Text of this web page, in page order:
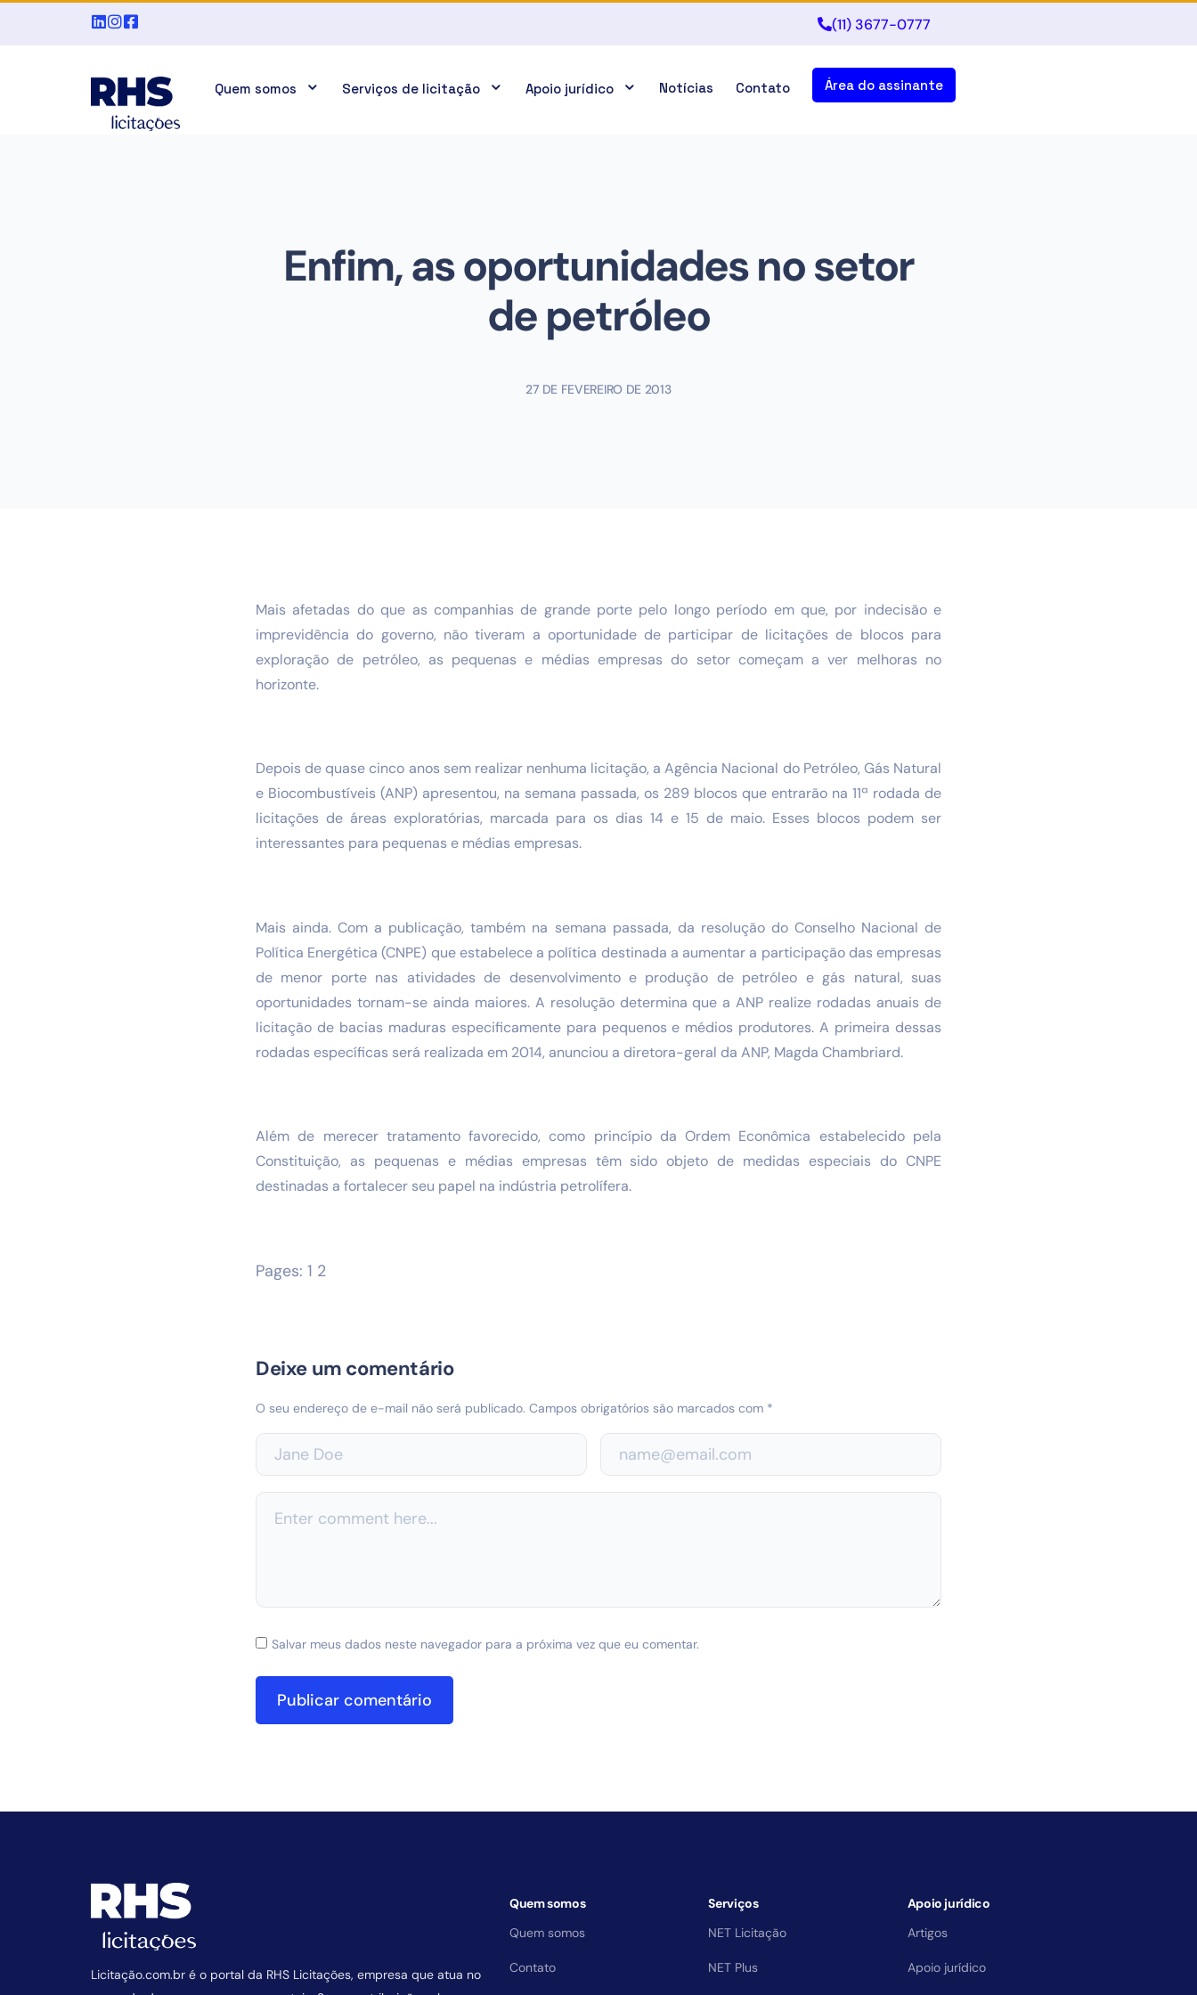
(11) 3677-0777
Quem somos Serviços de licitação Apoio jurídico Notícias Contato Área do assinante
Enfim, as oportunidades no setor
de petróleo
27 DE FEVEREIRO DE 2013
Mais afetadas do que as companhias de grande porte pelo longo período em que, por indecisão e
imprevidência do governo, não tiveram a oportunidade de participar de licitações de blocos para
exploração de petróleo, as pequenas e médias empresas do setor começam a ver melhoras no
horizonte.
Depois de quase cinco anos sem realizar nenhuma licitação, a Agência Nacional do Petróleo, Gás Natural
e Biocombustíveis (ANP) apresentou, na semana passada, os 289 blocos que entrarão na 11ª rodada de
licitações de áreas exploratórias, marcada para os dias 14 e 15 de maio. Esses blocos podem ser
interessantes para pequenas e médias empresas.
Mais ainda. Com a publicação, também na semana passada, da resolução do Conselho Nacional de
Política Energética (CNPE) que estabelece a política destinada a aumentar a participação das empresas
de menor porte nas atividades de desenvolvimento e produção de petróleo e gás natural, suas
oportunidades tornam-se ainda maiores. A resolução determina que a ANP realize rodadas anuais de
licitação de bacias maduras especificamente para pequenos e médios produtores. A primeira dessas
rodadas específicas será realizada em 2014, anunciou a diretora-geral da ANP, Magda Chambriard.
Além de merecer tratamento favorecido, como princípio da Ordem Econômica estabelecido pela
Constituição, as pequenas e médias empresas têm sido objeto de medidas especiais do CNPE
destinadas a fortalecer seu papel na indústria petrolífera.
Pages: 1 2
Deixe um comentário
O seu endereço de e-mail não será publicado. Campos obrigatórios são marcados com *
Salvar meus dados neste navegador para a próxima vez que eu comentar.
Licitação.com.br é o portal da RHS Licitações, empresa que atua no
Quem somos
Quem somos
Contato
Serviços
NET Licitação
NET Plus
Apoio jurídico
Artigos
Apoio jurídico